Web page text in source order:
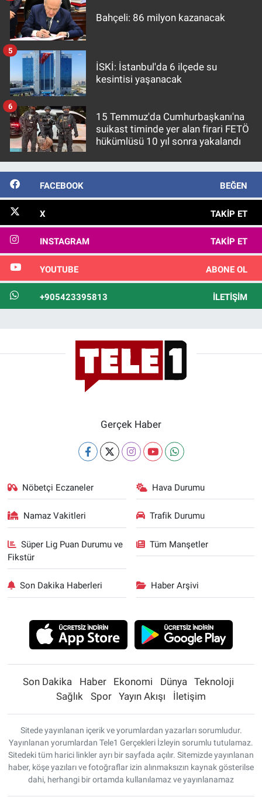
Bahçeli: 86 milyon kazanacak
İSKİ: İstanbul'da 6 ilçede su
kesintisi yaşanacak
5
15 Temmuz'da Cumhurbaşkanı'na
suikast timinde yer alan firari FETÖ
hükümlüsü 10 yıl sonra yakalandı
6
FACEBOOK BEĞEN
X TAKIP ET
INSTAGRAM TAKIP ET
YOUTUBE ABONE OL
+905423395813 İLETIŞIM
Gerçek Haber
Nöbetçi Eczaneler Hava Durumu
Namaz Vakitleri Trafik Durumu
Süper Lig Puan Durumu ve
Fikstür
Tüm Manşetler
Son Dakika Haberleri Haber Arşivi
Son Dakika Haber Ekonomi Dünya
Teknoloji
Sağlık
Spor Yayın Akışı İletişim
Sitede yayınlanan içerik ve yorumlardan yazarları sorumludur.
Yayınlanan yorumlardan Tele1 Gerçekleri İzleyin sorumlu tutulamaz.
Sitedeki tüm harici linkler ayrı bir sayfada açılır. Sitemizde yayınlanan
haber, köşe yazıları ve fotoğraflar izin alınmaksızın kaynak gösterilse
dahi, herhangi bir ortamda kullanılamaz ve yayınlanamaz